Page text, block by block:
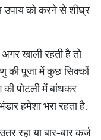
उपाय को करने से शीघ्र
अगर खाली रहती है तो
की पूजा में कुछ सिक्कों
पोटली में बांधकर
हमेशा भरा रहता है.
रहा या बार-बार कर्ज